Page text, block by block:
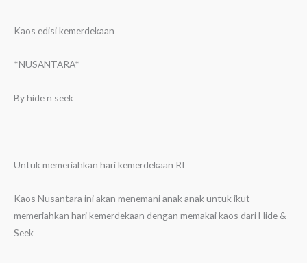
Kaos edisi kemerdekaan
*NUSANTARA*
By hide n seek
Untuk memeriahkan hari kemerdekaan RI
Kaos Nusantara ini akan menemani anak anak untuk ikut
memeriahkan hari kemerdekaan dengan memakai kaos dari Hide &
Seek